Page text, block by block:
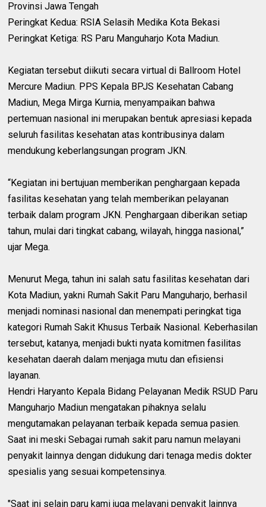
Provinsi Jawa Tengah
‎Peringkat Kedua: RSIA Selasih Medika Kota Bekasi
‎Peringkat Ketiga: RS Paru Manguharjo Kota Madiun.
‎Kegiatan tersebut diikuti secara virtual di Ballroom Hotel
Mercure Madiun. PPS Kepala BPJS Kesehatan Cabang
Madiun, Mega Mirga Kurnia, menyampaikan bahwa
pertemuan nasional ini merupakan bentuk apresiasi kepada
seluruh fasilitas kesehatan atas kontribusinya dalam
mendukung keberlangsungan program JKN.
‎“Kegiatan ini bertujuan memberikan penghargaan kepada
fasilitas kesehatan yang telah memberikan pelayanan
terbaik dalam program JKN. Penghargaan diberikan setiap
tahun, mulai dari tingkat cabang, wilayah, hingga nasional,”
ujar Mega.
‎Menurut Mega, tahun ini salah satu fasilitas kesehatan dari
Kota Madiun, yakni Rumah Sakit Paru Manguharjo, berhasil
menjadi nominasi nasional dan menempati peringkat tiga
kategori Rumah Sakit Khusus Terbaik Nasional. Keberhasilan
tersebut, katanya, menjadi bukti nyata komitmen fasilitas
kesehatan daerah dalam menjaga mutu dan efisiensi
layanan.
‎Hendri Haryanto Kepala Bidang Pelayanan Medik RSUD Paru
Manguharjo Madiun mengatakan pihaknya selalu
mengutamakan pelayanan terbaik kepada semua pasien.
Saat ini meski Sebagai rumah sakit paru namun melayani
penyakit lainnya dengan didukung dari tenaga medis dokter
spesialis yang sesuai kompetensinya.
‎"Saat ini selain paru kami juga melayani penyakit lainnya